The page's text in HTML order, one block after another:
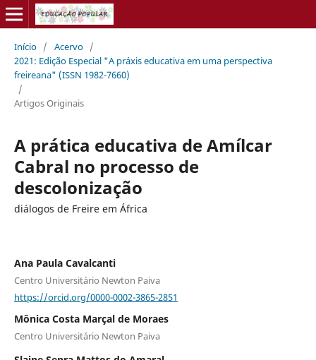
Início / Acervo /
2021: Edição Especial "A práxis educativa em uma perspectiva
freireana" (ISSN 1982-7660)
/
Artigos Originais
A prática educativa de Amílcar
Cabral no processo de
descolonização
diálogos de Freire em África
Ana Paula Cavalcanti
Centro Universitário Newton Paiva
https://orcid.org/0000-0002-3865-2851
Mônica Costa Marçal de Moraes
Centro Universitário Newton Paiva